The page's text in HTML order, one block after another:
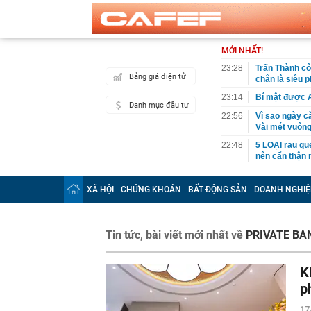
Bảng giá điện tử
Danh mục đầu tư
MỚI NHẤT!
23:28
Trấn Thành
chắn là siêu
23:14
Bí mật được
22:56
Vì sao ngày
Vài mét
22:48
5 LOẠI rau
nên cẩn thận
22:28
CHÍNH
nghỉ hè
22:25
Vì sao đồ ăn
huynh - giáo
22:03
Ukraine tập
của Nga
22:02
Nam NSND,
vợ thiếu tá
XÃ HỘI CHỨNG KHOÁN BẤT ĐỘNG SẢN DOANH
Tin tức, bài viết mới nhất về PRIVATE